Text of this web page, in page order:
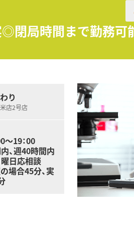
けています。
閉局時間まで勤務可
り
店2号店
～19：00
、週40時間内
日応相談
場合45分、実